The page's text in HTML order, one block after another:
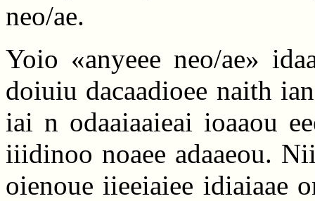
neo/ae.
Yoio «anyeee neo/ae»
doiuiu dacaadioee naith
iai n odaaiaaieai ioaaou
iiidinoo noaee adaaeou.
oienoue iieeiaiee idiaiaae